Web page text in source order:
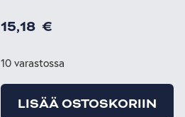
15,18 €
10 varastossa
LISÄÄ OSTOSKORIIN